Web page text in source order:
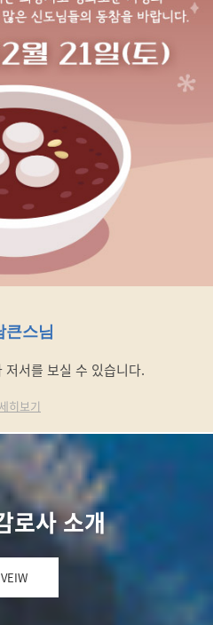
큰스님
서를 보실 수 있습니다.
히보기
로사 소개
VEIW